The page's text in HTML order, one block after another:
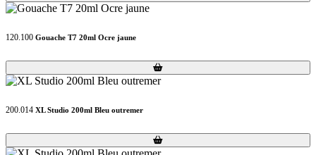
120.100 Gouache T7 20ml Ocre jaune
Loading...
Loading...
200.014 XL Studio 200ml Bleu outremer
Loading...
Loading...